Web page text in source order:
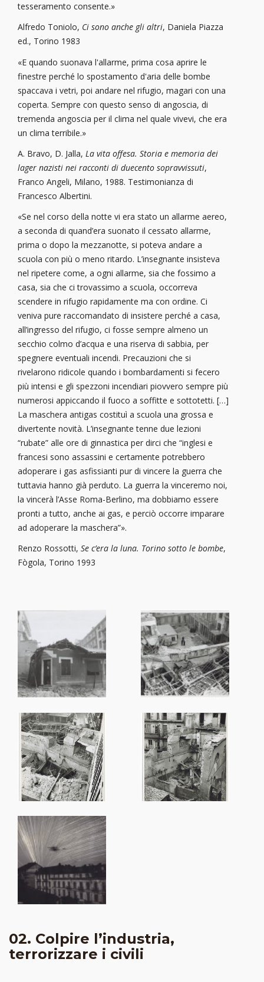
tesseramento consente.»
Alfredo Toniolo, Ci sono anche gli altri, Daniela Piazza
ed., Torino 1983
«E quando suonava l'allarme, prima cosa aprire le
finestre perché lo spostamento d'aria delle bombe
spaccava i vetri, poi andare nel rifugio, magari con una
coperta. Sempre con questo senso di angoscia, di
tremenda angoscia per il clima nel quale vivevi, che era
un clima terribile.»
A. Bravo, D. Jalla, La vita offesa. Storia e memoria dei
lager nazisti nei racconti di duecento sopravvissuti,
Franco Angeli, Milano, 1988. Testimonianza di
Francesco Albertini.
«Se nel corso della notte vi era stato un allarme aereo,
a seconda di quand’era suonato il cessato allarme,
prima o dopo la mezzanotte, si poteva andare a
scuola con più o meno ritardo. L’insegnante insisteva
nel ripetere come, a ogni allarme, sia che fossimo a
casa, sia che ci trovassimo a scuola, occorreva
scendere in rifugio rapidamente ma con ordine. Ci
veniva pure raccomandato di insistere perché a casa,
all’ingresso del rifugio, ci fosse sempre almeno un
secchio colmo d’acqua e una riserva di sabbia, per
spegnere eventuali incendi. Precauzioni che si
rivelarono ridicole quando i bombardamenti si fecero
più intensi e gli spezzoni incendiari piovvero sempre più
numerosi appiccando il fuoco a soffitte e sottotetti. […]
La maschera antigas costituì a scuola una grossa e
divertente novità. L’insegnante tenne due lezioni
“rubate” alle ore di ginnastica per dirci che “inglesi e
francesi sono assassini e certamente potrebbero
adoperare i gas asfissianti pur di vincere la guerra che
tuttavia hanno già perduto. La guerra la vinceremo noi,
la vincerà l’Asse Roma-Berlino, ma dobbiamo essere
pronti a tutto, anche ai gas, e perciò occorre imparare
ad adoperare la maschera”».
Renzo Rossotti, Se c’era la luna. Torino sotto le bombe,
Fògola, Torino 1993
02. Colpire l’industria,
terrorizzare i civili